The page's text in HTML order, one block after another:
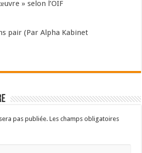
» selon l’OIF
pair (Par Alpha Kabinet
pas publiée. Les champs obligatoires